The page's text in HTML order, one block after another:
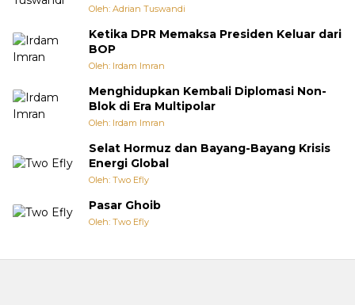
Oleh: Adrian Tuswandi
Ketika DPR Memaksa Presiden Keluar dari
BOP
Oleh: Irdam Imran
Menghidupkan Kembali Diplomasi Non-
Blok di Era Multipolar
Oleh: Irdam Imran
Selat Hormuz dan Bayang-Bayang Krisis
Energi Global
Oleh: Two Efly
Pasar Ghoib
Oleh: Two Efly